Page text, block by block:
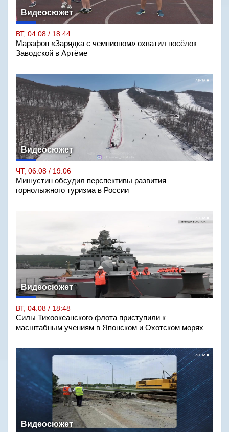
Видеосюжет
ВТ, 04.08 / 18:44
Марафон «Зарядка с чемпионом» охватил посёлок
Заводской в Артёме
Видеосюжет
ЧТ, 06.08 / 19:06
Мишустин обсудил перспективы развития
горнолыжного туризма в России
Видеосюжет
ВТ, 04.08 / 18:48
Силы Тихоокеанского флота приступили к
масштабным учениям в Японском и Охотском морях
Видеосюжет